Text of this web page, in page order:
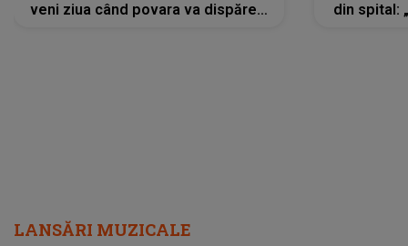
veni ziua când povara va dispărea,
din spital:
LANSĂRI MUZICALE